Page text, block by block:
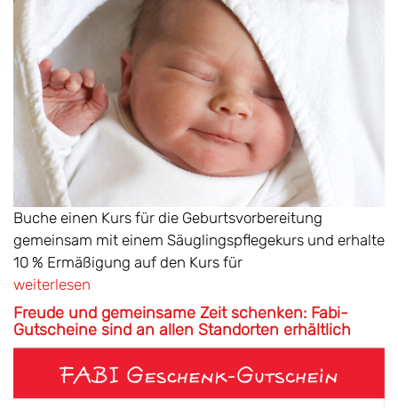
Buche einen Kurs für die Geburtsvorbereitung
gemeinsam mit einem Säuglingspflegekurs und erhalte
10 % Ermäßigung auf den Kurs für
weiterlesen
Freude und gemeinsame Zeit schenken: Fabi-
Gutscheine sind an allen Standorten erhältlich